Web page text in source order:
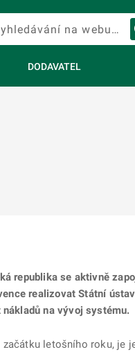
DODAVATEL
republika se aktivně
realizovat Státní
na vývoj systému.
letošního roku, je